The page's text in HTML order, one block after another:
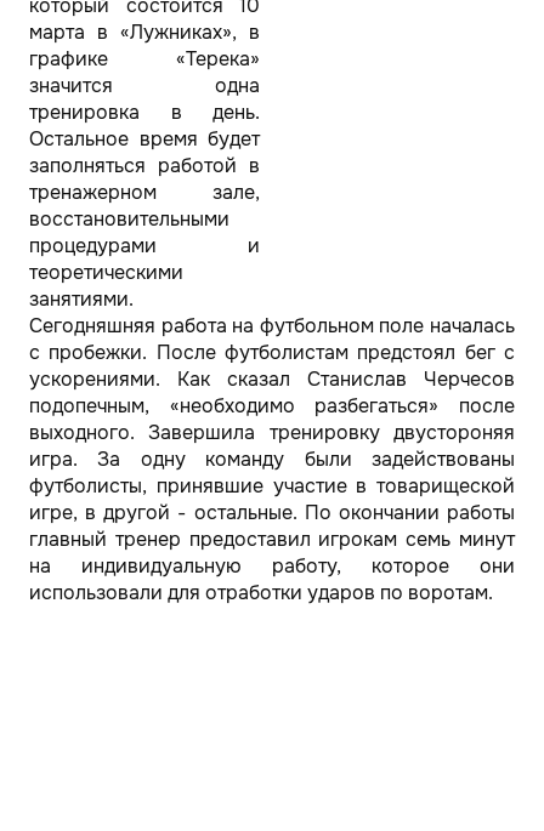
который состоится 10
марта в «Лужниках», в
графике «Терека»
значится одна
тренировка в день.
Остальное время будет
заполняться работой в
тренажерном зале,
восстановительными
процедурами и
теоретическими
занятиями.
Сегодняшняя работа на футбольном поле началась
с пробежки. После футболистам предстоял бег с
ускорениями. Как сказал Станислав Черчесов
подопечным, «необходимо разбегаться» после
выходного. Завершила тренировку двустороняя
игра. За одну команду были задействованы
футболисты, принявшие участие в товарищеской
игре, в другой - остальные. По окончании работы
главный тренер предоставил игрокам семь минут
на индивидуальную работу, которое они
использовали для отработки ударов по воротам.